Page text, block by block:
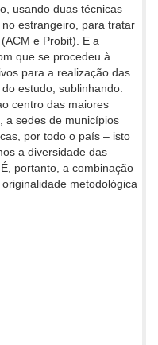
usando duas técnicas
estrangeiro, para tratar
e Probit). E a
que se procedeu à
para a realização das
estudo, sublinhando:
centro das maiores
a sedes de municípios
por todo o país – isto
a diversidade das
portanto, a combinação
metodológica